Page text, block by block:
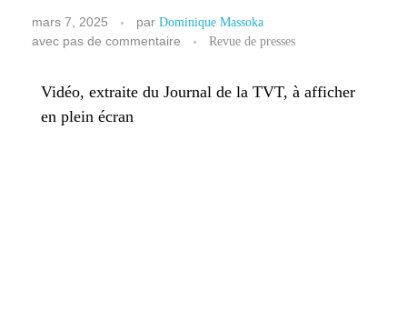
mars 7, 2025 par Dominique Massoka
avec pas de commentaire Revue de presses
Vidéo, extraite du Journal de la TVT, à afficher
en plein écran